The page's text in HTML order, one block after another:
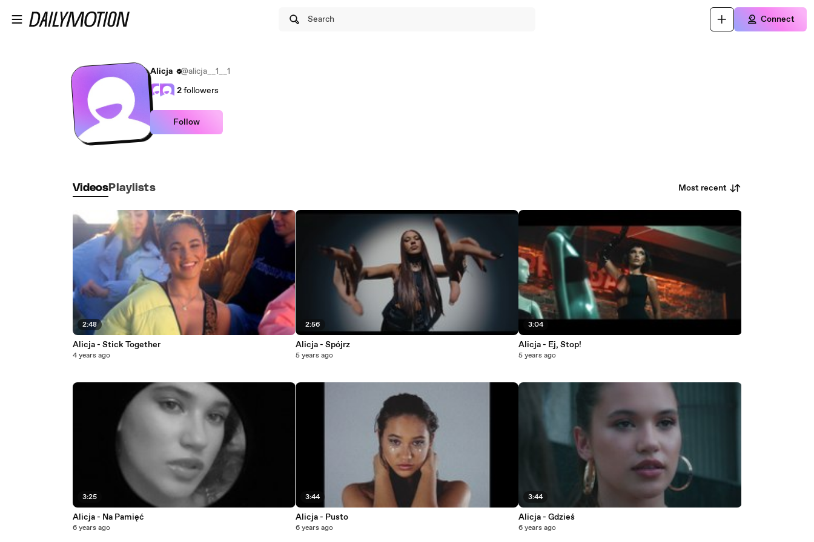
Search Connect
Alicja
@alicja__1__1
2followers
Follow
Videos Playlists Most recent
2:48
Alicja - Stick Together
4 years ago
3:25
Alicja - Na Pamięć
6 years ago
2:56
Alicja - Spójrz
5 years ago
3:44
Alicja - Pusto
6 years ago
3:04
Alicja - Ej, Stop!
5 years ago
3:44
Alicja - Gdzieś
6 years ago